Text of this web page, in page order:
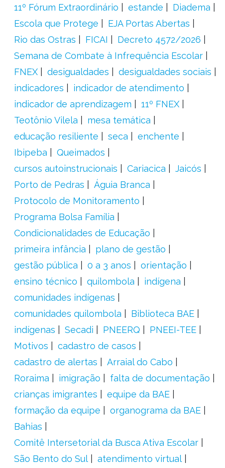
11º Fórum Extraordinário
estande
Diadema
Escola que Protege
EJA Portas Abertas
Rio das Ostras
FICAI
Decreto 4572/2026
Semana de Combate à Infrequência Escolar
FNEX
desigualdades
desigualdades sociais
indicadores
indicador de atendimento
indicador de aprendizagem
11º FNEX
Teotônio Vilela
mesa temática
educação resiliente
seca
enchente
Ibipeba
Queimados
cursos autoinstrucionais
Cariacica
Jaicós
Porto de Pedras
Águia Branca
Protocolo de Monitoramento
Programa Bolsa Família
Condicionalidades de Educação
primeira infância
plano de gestão
gestão pública
0 a 3 anos
orientação
ensino técnico
quilombola
indígena
comunidades indígenas
comunidades quilombola
Biblioteca BAE
indígenas
Secadi PNEERQ
PNEEI-TEE
Motivos
cadastro de casos
cadastro de alertas
Arraial do Cabo
Roraima
imigração
falta de documentação
crianças imigrantes
equipe da BAE
formação da equipe
organograma da BAE
Bahias
Comitê Intersetorial da Busca Ativa Escolar
São Bento do Sul
atendimento virtual